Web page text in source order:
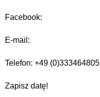
Facebook:
E-mail:
Telefon: +49 (0)333464805
Zapisz datę!